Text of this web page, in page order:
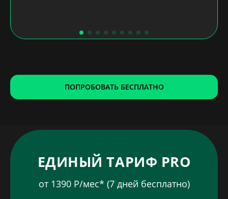
ПОПРОБОВАТЬ БЕСПЛАТНО
Максимум выгоды
ЕДИНЫЙ ТАРИФ PRO
от 1390 Р/мес* (7 дней бесплатно)